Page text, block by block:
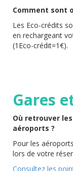
Comment sont
Les Eco-crédits
en rechargeant
(1Eco-crédit=1€).
Gares
Où retrouver
aéroports ?
Pour les
lors de votre
Consultez les